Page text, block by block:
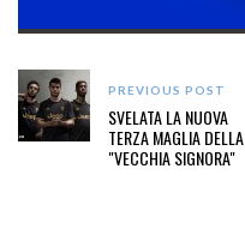
PREVIOUS POST
SVELATA LA NUOVA
TERZA MAGLIA DELLA
"VECCHIA SIGNORA"